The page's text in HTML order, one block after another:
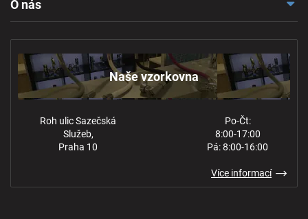
Ochrana osobních údajů
O nás
Naše vzorkovna
Roh ulic Sazečská
Služeb,
Praha 10
Po-Čt:
8:00-17:00
Pá: 8:00-16:00
Více informací